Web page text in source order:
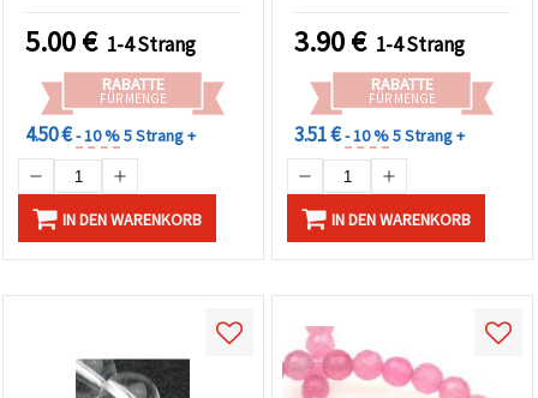
5.00€ 1-4 Strang
RABATTE
FÜR MENGE
4.50 €- 10 %5 Strang +
IN DEN WARENKORB
3.90€ 1-4 Strang
RABATTE
FÜR MENGE
3.51 €- 10 %5 Strang +
IN DEN WARENKORB